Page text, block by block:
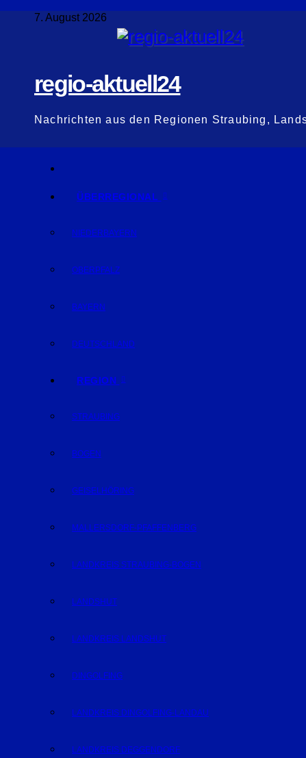
Zum
7. August 2026
regio-aktuell24
Nachrichten aus den Regionen Straubing,
ÜBERREGIONAL
NIEDERBAYERN
OBERPFALZ
BAYERN
DEUTSCHLAND
REGION
STRAUBING
BOGEN
GEISELHÖRING
MALLERSDORF-PFAFFENBERG
LANDKREIS STRAUBING-BOGEN
LANDSHUT
LANDKREIS LANDSHUT
DINGOLFING
LANDKREIS DINGOLFING-LANDAU
LANDKREIS DEGGENDORF